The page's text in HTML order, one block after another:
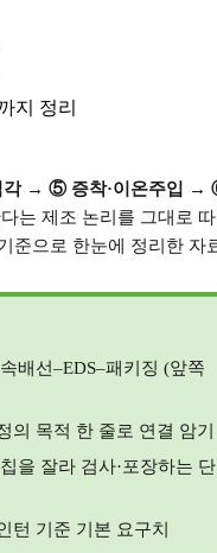
각→ ⑤ 증착·이온주입 →
는 제조 논리를 그대로
준으로 한눈에 정리한 자
배선–EDS–패키징 (앞쪽
의 목적 한 줄로 연결 암기
칩을 잘라 검사·포장하는 단
턴 기준 기본 요구치